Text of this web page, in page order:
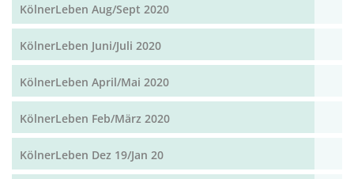
KölnerLeben Aug/Sept 2020
KölnerLeben Juni/Juli 2020
KölnerLeben April/Mai 2020
KölnerLeben Feb/März 2020
KölnerLeben Dez 19/Jan 20